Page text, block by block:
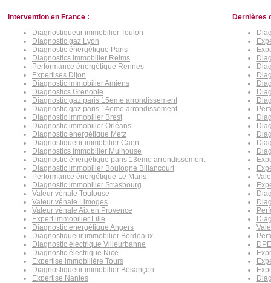
Intervention en France :
Diagnostiqueur immobilier Toulon
Diagnostic gaz Lyon
Diagnostic énergétique Paris
Diagnostics immobilier Reims
Performance énergétique Rennes
Expertises Dijon
Diagnostic immobilier Amiens
Diagnostics Grenoble
Diagnostic gaz paris 15eme arrondissement
Diagnostic gaz paris 14eme arrondissement
Diagnostic immobilier Brest
Diagnostic immobilier Orléans
Diagnostic énergétique Metz
Diagnostiqueur immobilier Caen
Diagnostics immobilier Mulhouse
Diagnostic énergétique paris 13eme arrondissement
Diagnostic immobilier Boulogne Billancourt
Performance énergétique Le Mans
Diagnostic immobilier Strasbourg
Valeur vénale Toulouse
Valeur vénale Limoges
Valeur vénale Aix en Provence
Expert immobilier Lille
Diagnostic énergétique Angers
Diagnostiqueur immobilier Bordeaux
Diagnostic électrique Villeurbanne
Diagnostic électrique Nice
Expertise immobilière Tours
Diagnostiqueur immobilier Besançon
Expertise Nantes
Dernières